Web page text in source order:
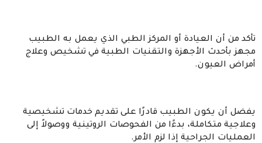
تأكد من أن العيادة أو المركز الطبي الذي يعمل به الطبيب
مجهز بأحدث الأجهزة والتقنيات الطبية في تشخيص وعلاج
أمراض العيون.
يفضل أن يكون الطبيب قادرًا على تقديم خدمات تشخيصية
وعلاجية متكاملة، بدءًا من الفحوصات الروتينية ووصولاً إلى
العمليات الجراحية إذا لزم الأمر.